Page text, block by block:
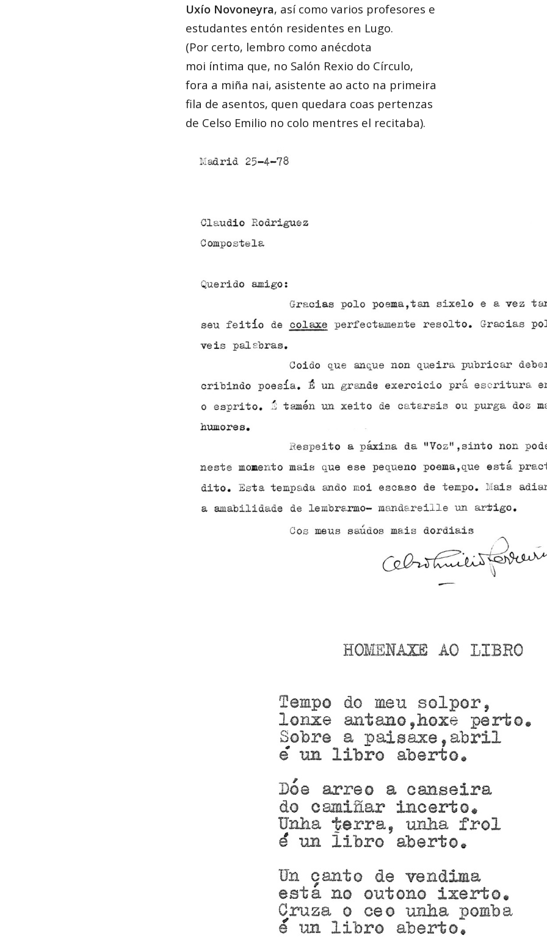
Uxío Novoneyra, así como varios profesores e
estudantes entón residentes en Lugo.
(Por certo, lembro como anécdota
moi íntima que, no Salón Rexio do Círculo,
fora a miña nai, asistente ao acto na primeira
fila de asentos, quen quedara coas pertenzas
de Celso Emilio no colo mentres el recitaba).